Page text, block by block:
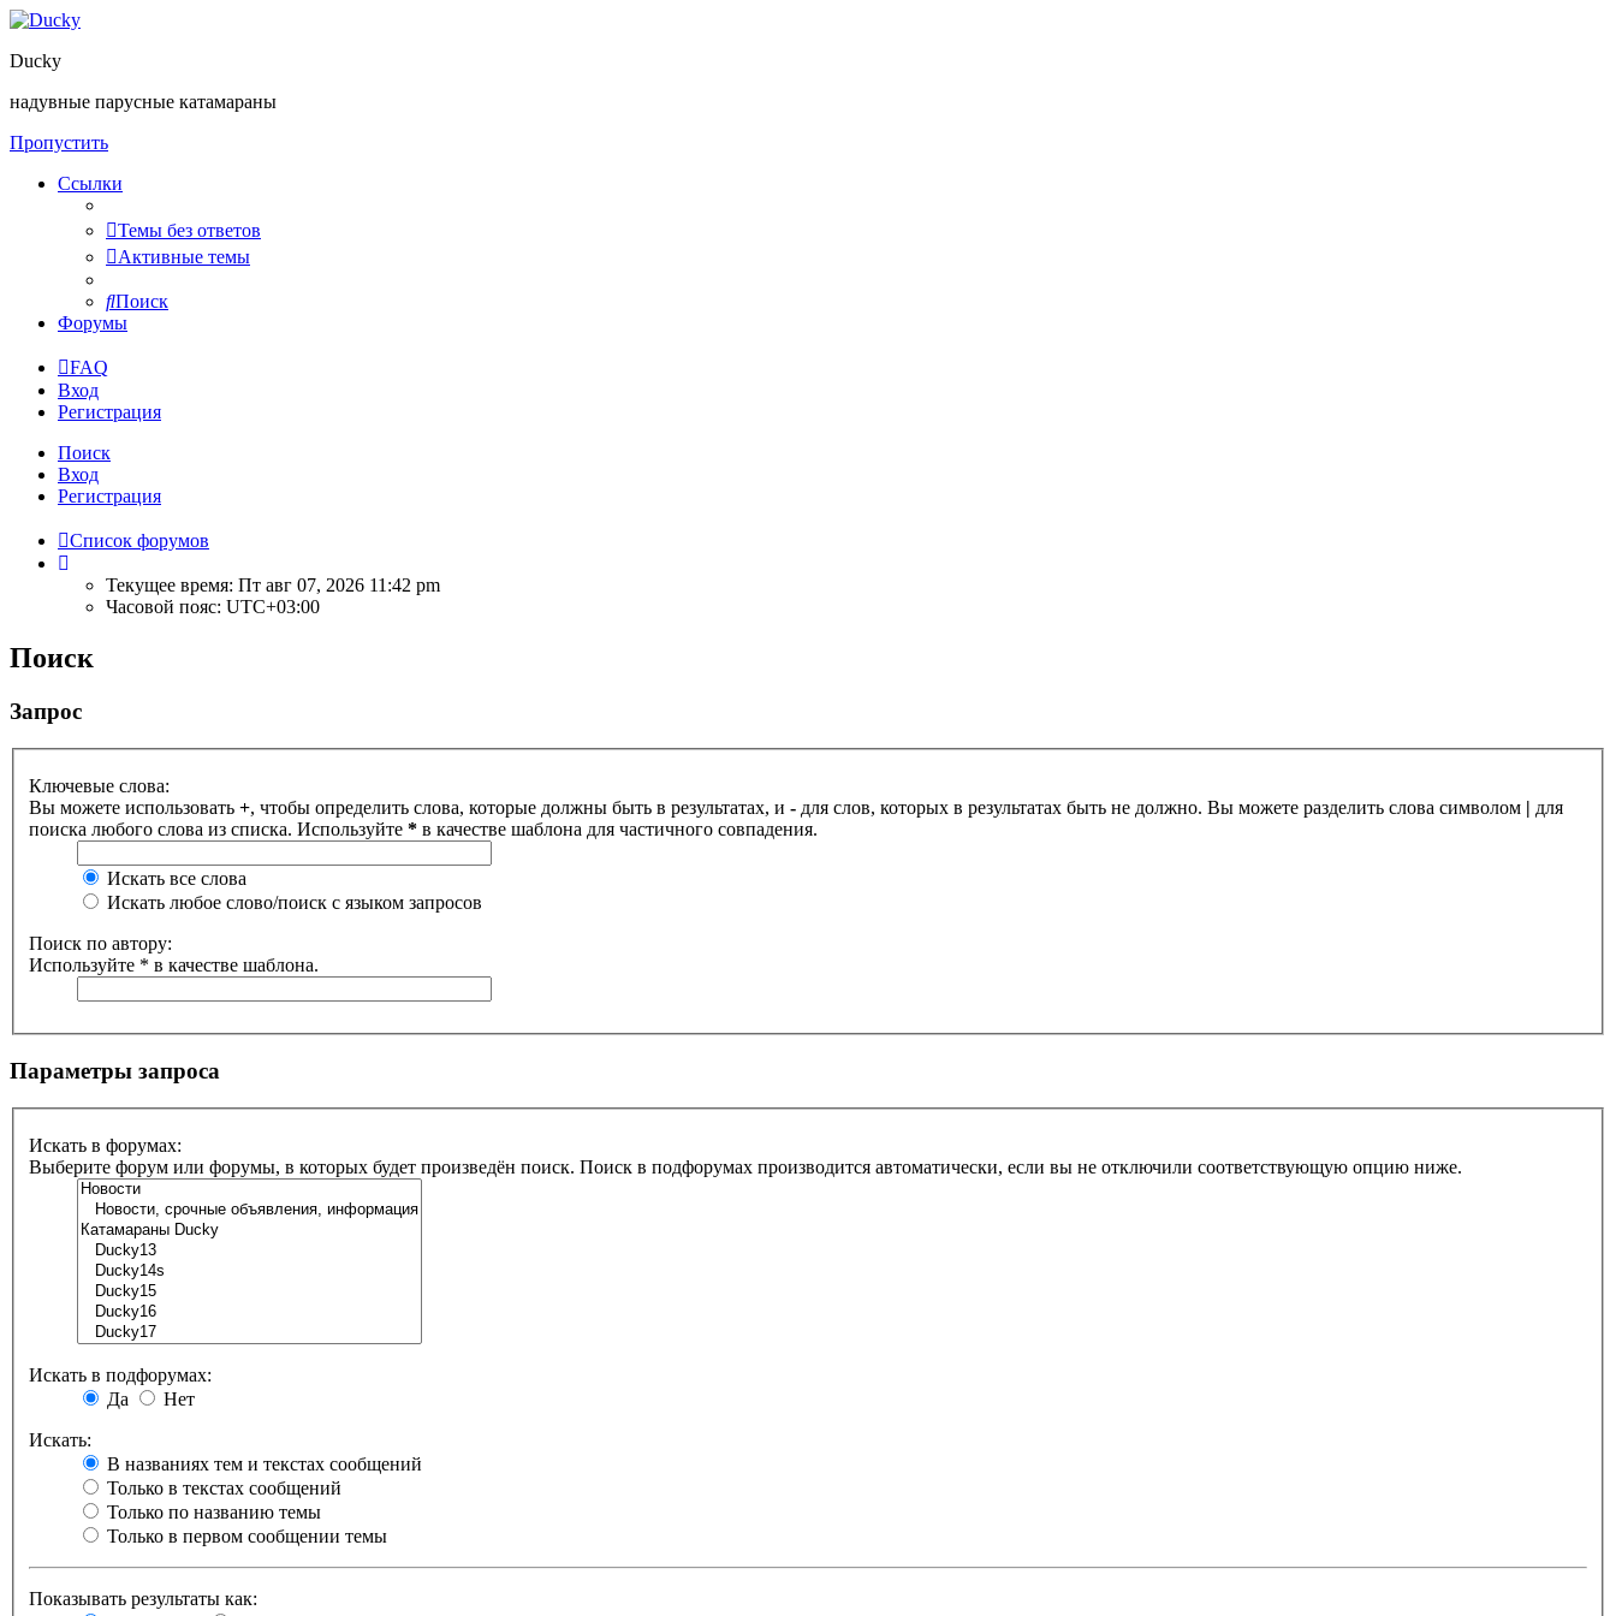
Ducky
надувные парусные катамараны
Пропустить
Ссылки
Темы без ответов
Активные темы
Поиск
Форумы
FAQ
Вход
Регистрация
Поиск
Вход
Регистрация
Список форумов
Текущее время: Пт авг 07, 2026 11:42 pm
Часовой пояс: UTC+03:00
Поиск
Запрос
Ключевые слова:
Вы можете использовать +, чтобы определить слова, которые должны быть в результатах, и - для слов, которых в результатах быть не должно. Вы можете разделить слова символом | для
поиска любого слова из списка. Используйте * в качестве шаблона для частичного совпадения.
Искать все слова
Искать любое слово/поиск с языком запросов
Поиск по автору:
Используйте * в качестве шаблона.
Параметры запроса
Искать в форумах:
Выберите форум или форумы, в которых будет произведён поиск. Поиск в подфорумах производится автоматически, если вы не отключили соответствующую опцию ниже.
Искать в подфорумах:
Да
Нет
Искать:
В названиях тем и текстах сообщений
Только в текстах сообщений
Только по названию темы
Только в первом сообщении темы
Показывать результаты как: